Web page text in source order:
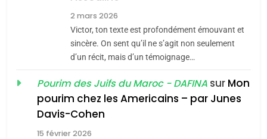
Maroc : Les amandes de
Tafraout, le miel de Tadla
Azilal consacrés produits
du terroir
DAFINA MAROC
Oeil ravageur – Vanessa
De Loya Stauber
2 mars 2026
Victor, ton texte est profondément émouvant et
sincère. On sent qu’il ne s’agit non seulement
d’un récit, mais d’un témoignage…
Pourim des Juifs du Maroc - DAFINA sur Mon
pourim chez les Americains – par Junes
Davis-Cohen
15 février 2026